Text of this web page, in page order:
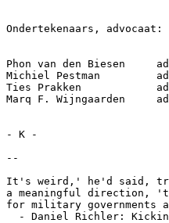
Ondertekenaars, advocaat:
Phon van den Biesen
Michiel Pestman
Ties Prakken
Marq F. Wijngaarden
- K -
--
It's weird,' he'd said,
a meaningful direction,
for military governments
- Daniel Richler: